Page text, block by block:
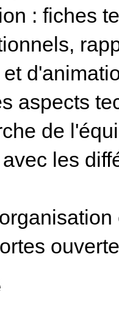
: fiches
aspects
de
les